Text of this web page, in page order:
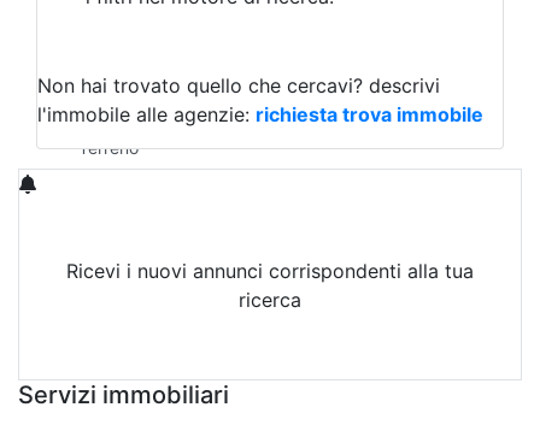
Qualsiasi
Terreno edificabile
Terreno
Non hai trovato quello che cercavi? descrivi
l'immobile alle agenzie: richiesta trova immobile
Ricevi i nuovi annunci corrispondenti alla tua
ricerca
Servizi immobiliari